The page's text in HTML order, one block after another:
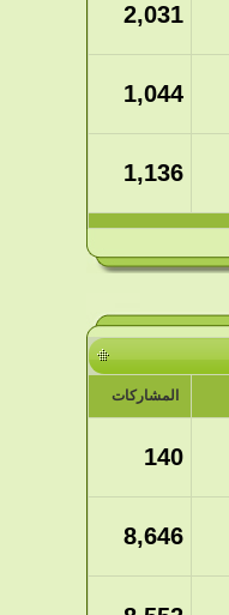
2,031
1,044
1,136
المشاركات
140
8,646